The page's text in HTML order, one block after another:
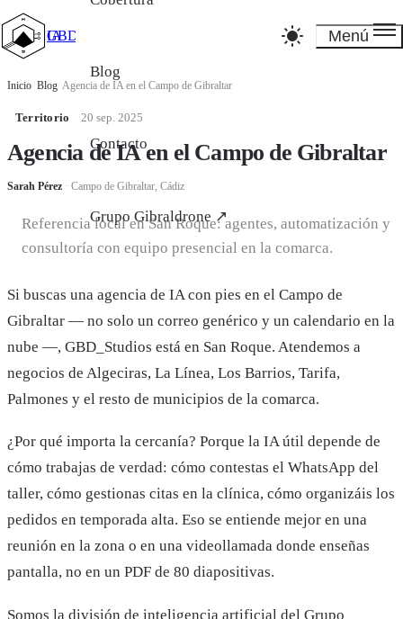
GBD_Studios IA
Blog
Contacto
Grupo Gibraldrone ↗
Menú
Inicio Blog Agencia de IA en el Campo de Gibraltar
Territorio ·20 sep. 2025
Agencia de IA en el Campo de Gibraltar
Sarah Pérez · Campo de Gibraltar, Cádiz
Referencia local en San Roque: agentes, automatización y
consultoría con equipo presencial en la comarca.
Si buscas una agencia de IA con pies en el Campo de
Gibraltar — no solo un correo genérico y un calendario en la
nube —, GBD_Studios está en San Roque. Atendemos a
negocios de Algeciras, La Línea, Los Barrios, Tarifa,
Palmones y el resto de municipios de la comarca.
¿Por qué importa la cercanía? Porque la IA útil depende de
cómo trabajas de verdad: cómo contestas el WhatsApp del
taller, cómo gestionas citas en la clínica, cómo organizáis los
pedidos en temporada alta. Eso se entiende mejor en una
reunión en la zona o en una videollamada donde enseñas
pantalla, no en un PDF de 80 diapositivas.
Somos la división de inteligencia artificial del Grupo